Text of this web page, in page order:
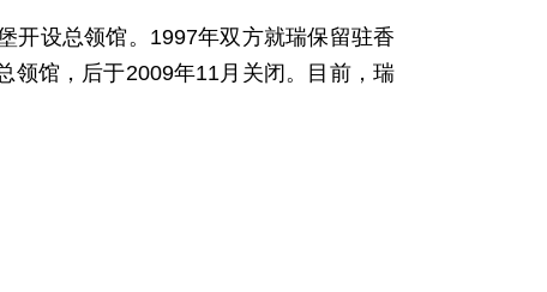
开设总领馆。1997年双方就瑞保留驻香
领馆，后于2009年11月关闭。目前，瑞